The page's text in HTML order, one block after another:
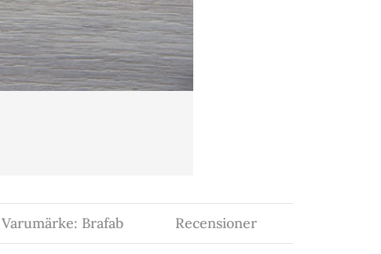
Varumärke: Brafab Recensioner